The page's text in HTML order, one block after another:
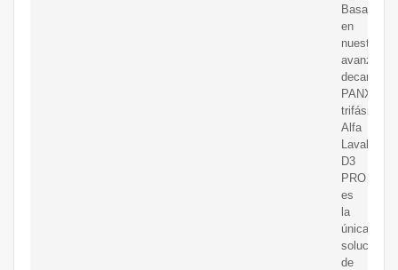
Basado
en
nuestro
avanzado,
decantador
PANX
trifásico
Alfa
Laval
D3
PRO
es
la
única
solución
de